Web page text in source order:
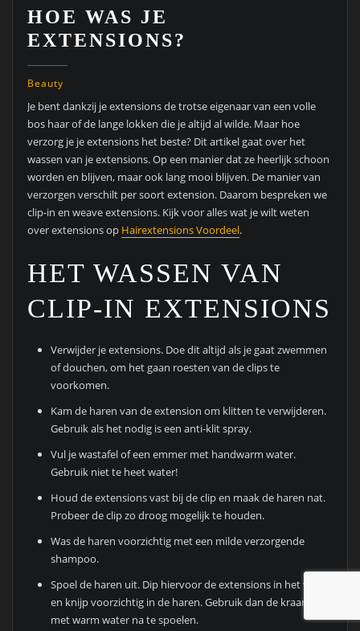
HOE WAS JE
EXTENSIONS?
Beauty
Je bent dankzij je extensions de trotse eigenaar van een volle
bos haar of de lange lokken die je altijd al wilde. Maar hoe
verzorg je je extensions het beste? Dit artikel gaat over het
wassen van je extensions. Op een manier dat ze heerlijk schoon
worden en blijven, maar ook lang mooi blijven. De manier van
verzorgen verschilt per soort extension. Daarom bespreken we
clip-in en weave extensions. Kijk voor alles wat je wilt weten
over extensions op Hairextensions Voordeel.
HET WASSEN VAN
CLIP-IN EXTENSIONS
Verwijder je extensions. Doe dit altijd als je gaat zwemmen
of douchen, om het gaan roesten van de clips te
voorkomen.
Kam de haren van de extension om klitten te verwijderen.
Gebruik als het nodig is een anti-klit spray.
Vul je wastafel of een emmer met handwarm water.
Gebruik niet te heet water!
Houd de extensions vast bij de clip en maak de haren nat.
Probeer de clip zo droog mogelijk te houden.
Was de haren voorzichtig met een milde verzorgende
shampoo.
Spoel de haren uit. Dip hiervoor de extensions in het water
en knijp voorzichtig in de haren. Gebruik dan de kraan om
met warm water na te spoelen.